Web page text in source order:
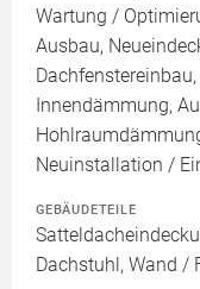
Wartung /
Ausbau,
Innendämmung,
Neuinstallation /
GEBÄUDETEILE
Dachstuhl, Wand /